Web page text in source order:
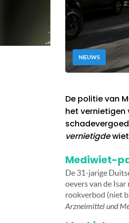
NIEUWS
De politie van
het vernietigen
vernietigde
Mediwiet-
De 31-jarige
oevers van de
rookverbod (niet
Arzneimittel und